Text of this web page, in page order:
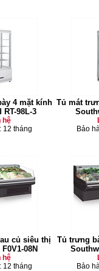
4 mặt kính
98L-3
hệ
12 tháng
Tủ mát
Bảo
củ siêu thị
08N
hệ
12 tháng
Tủ trưng
Bảo